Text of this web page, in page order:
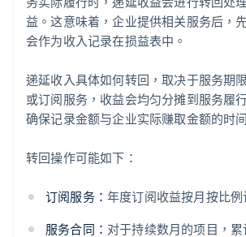
益。这意味着，企业提供相关服务后，
会作为收入记录在损益表中。
递延收入具体如何转回，取决于服务期
或订阅服务，收益会均匀分摊到服务履
确保记录金额与企业实际赚取金额的时
转回操作可能如下：
订阅服务： 年度订阅收益按月按比例
服务合同： 对于持续数月的项目，